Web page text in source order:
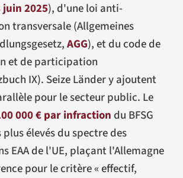
juin 2025), d'une loi anti-
transversale (Allgemeines
,AGG), et du code de
et de participation
IX). Seize Länder y ajoutent
pour le secteur public. Le
000 € par infraction du BFSG
élevés du spectre des
EAA de l'UE, plaçant l'Allemagne
pour le critère « effectif,